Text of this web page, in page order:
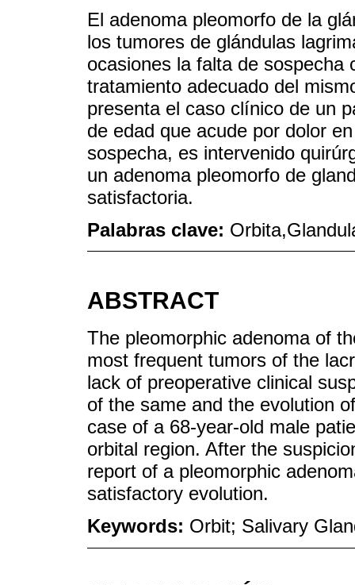
El adenoma pleomorfo de la
los tumores de glándulas
ocasiones la falta de sospecha
tratamiento adecuado del
presenta el caso clínico de un
de edad que acude por dolor
sospecha, es intervenido
un adenoma pleomorfo de
satisfactoria.
Palabras clave:
ABSTRACT
The pleomorphic adenoma of
most frequent tumors of the
lack of preoperative clinical
of the same and the evolution
case of a 68-year-old male
orbital region. After the
report of a pleomorphic
satisfactory evolution.
Keywords: Orbit; Salivary